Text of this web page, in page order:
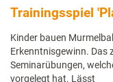
Trainingsspiel
Kinder bauen
Erkenntnisgewinn. Das
Seminarübungen,
vorgelegt hat. Lässt